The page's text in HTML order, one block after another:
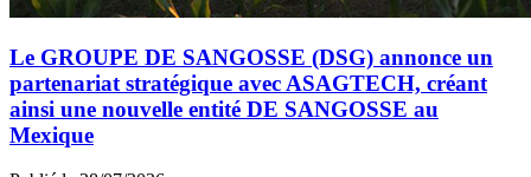
Le GROUPE DE SANGOSSE (DSG) annonce un
partenariat stratégique avec ASAGTECH, créant
ainsi une nouvelle entité DE SANGOSSE au
Mexique